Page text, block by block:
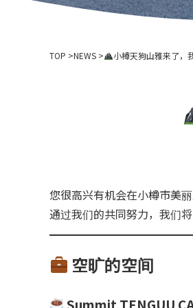
TOP NEWS 小樽天狗山雅来了，
您很高兴有机会在小樽市美
通过我们的共同努力，我们
空旷的空间
Summit TENGUU